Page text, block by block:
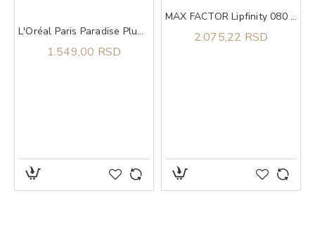
L'Oréal Paris Paradise Plump Ambition Ulje Za Usne 641 Latte Glace
1.549,00 RSD
MAX FACTOR Lipfinity 080 starglow
2.075,22 RSD